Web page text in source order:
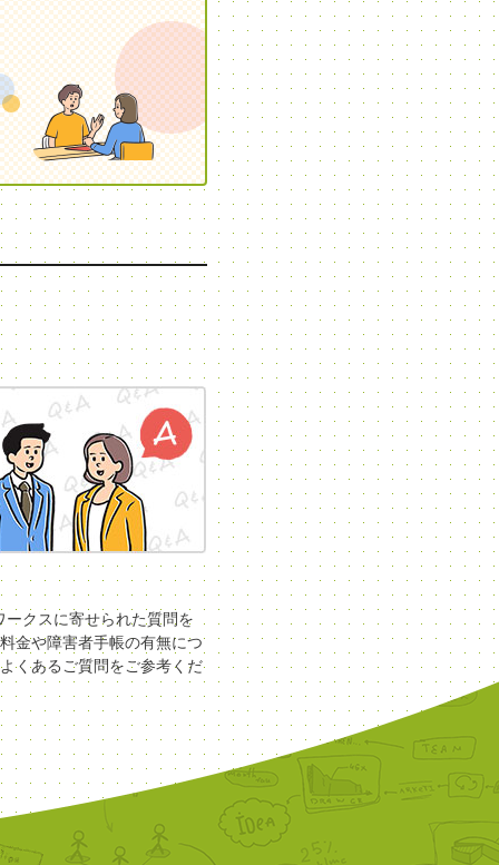
ークスに寄せられた質問を
金や障害者手帳の有無につ
くあるご質問をご参考くだ